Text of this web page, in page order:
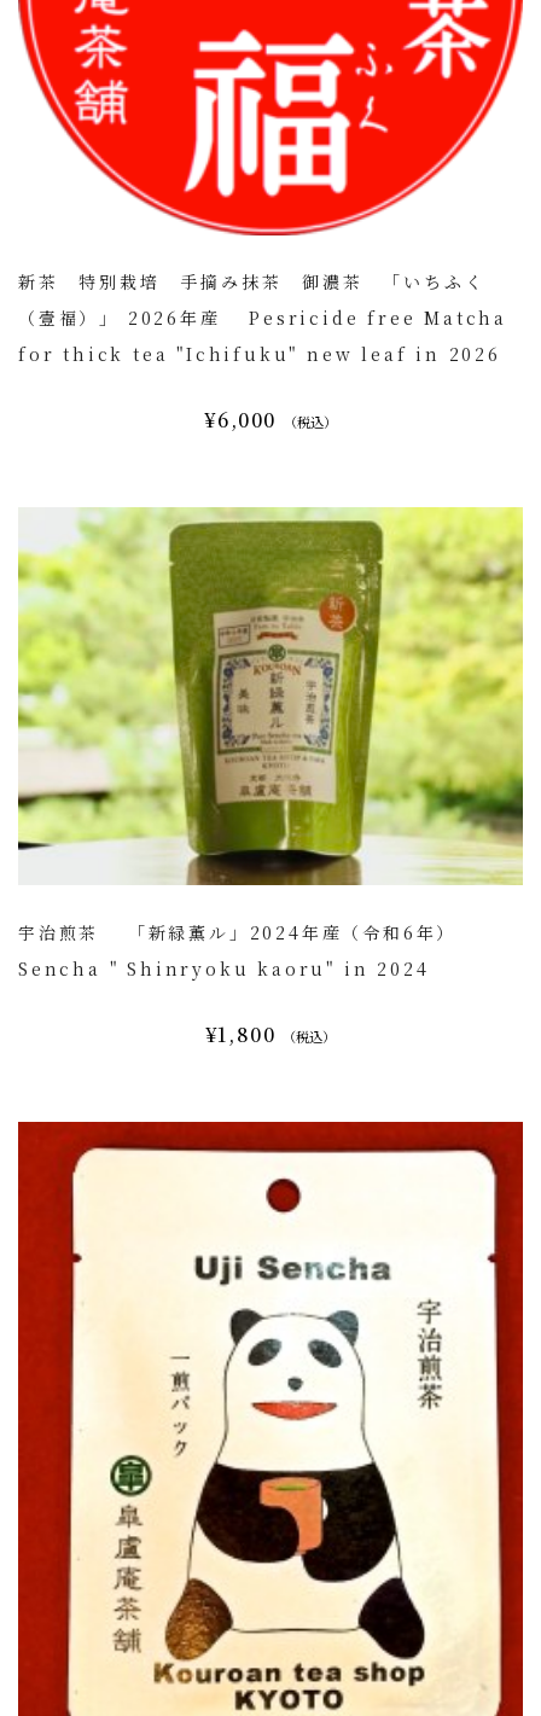
新茶 特別栽培 手摘み抹茶 御濃茶 「いちふく
（壹福）」 2026年産 Pesricide free Matcha
for thick tea "Ichifuku" new leaf in 2026
¥6,000 （税込）
宇治煎茶 「新緑薫ル」2024年産（令和6年）
Sencha " Shinryoku kaoru" in 2024
¥1,800 （税込）